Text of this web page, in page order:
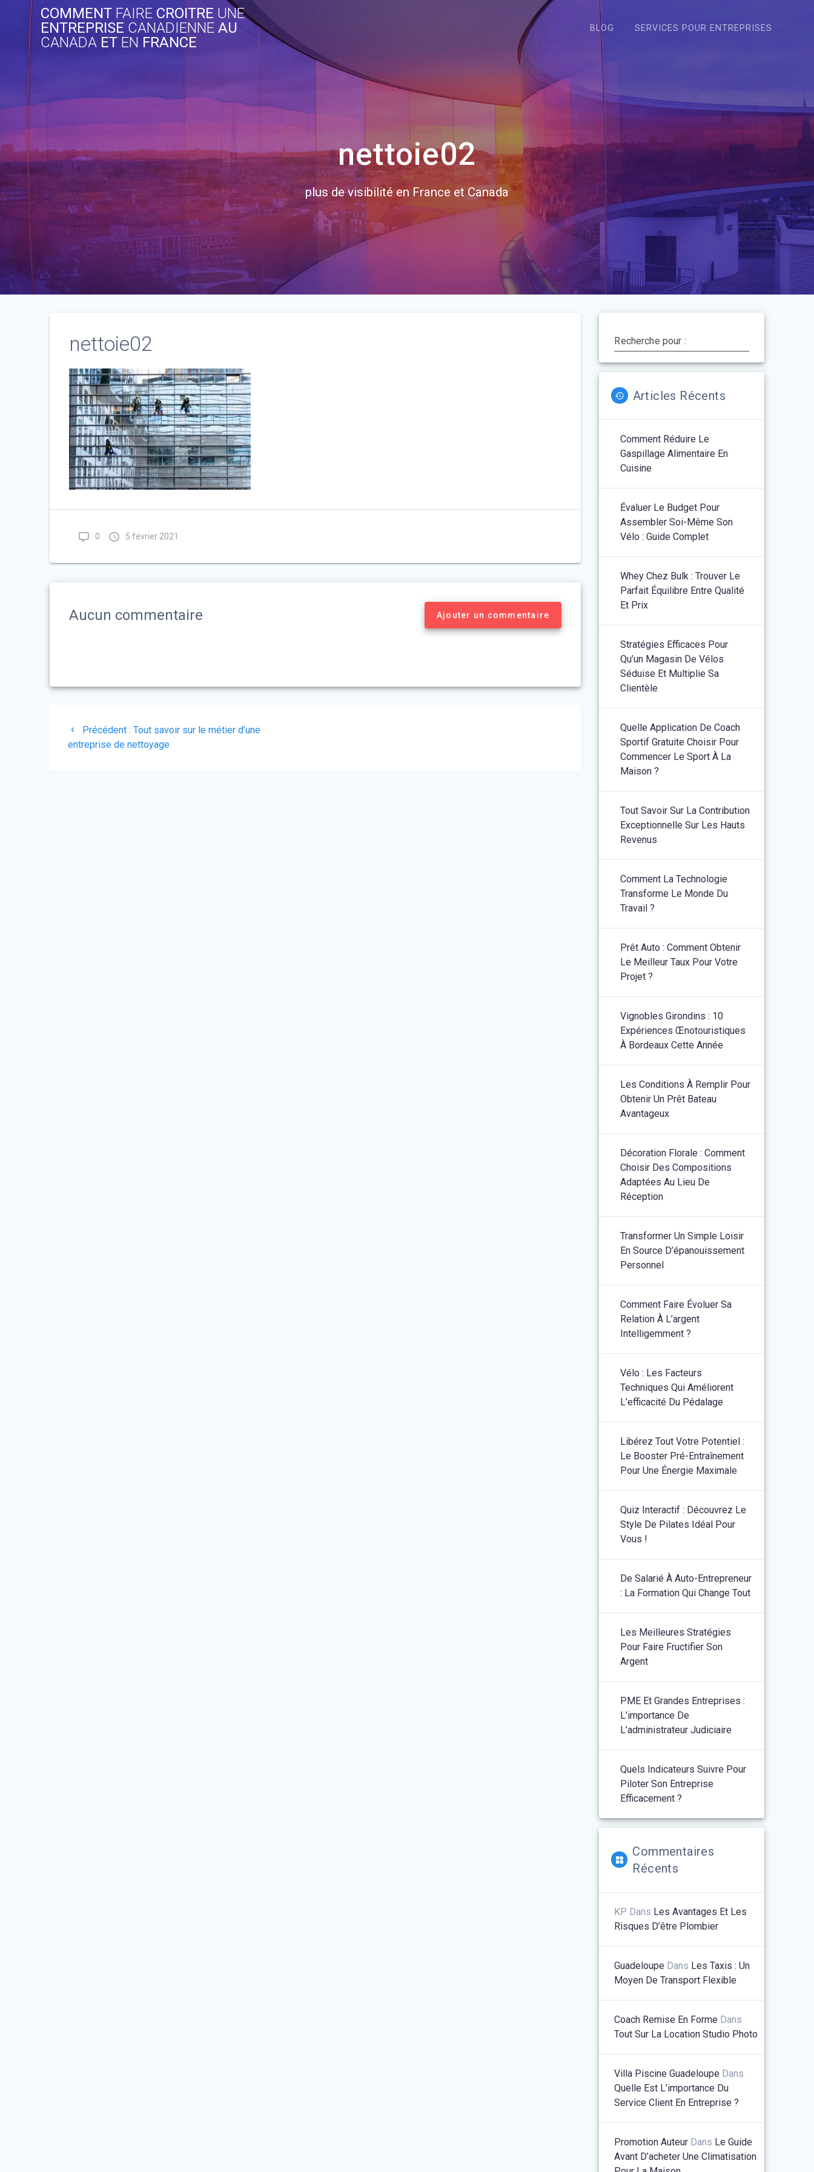
content
COMMENT FAIRE CROITRE UNE
ENTREPRISE CANADIENNE AU
CANADA ET EN FRANCE
BLOG SERVICES POUR ENTREPRISES
nettoie02
plus de visibilité en France et Canada
nettoie02
0 5 février 2021
Aucun commentaire Ajouter un commentaire
Navigation
de
Précédent : Article
précédent
Tout savoir sur le métier d’une
entreprise de nettoyage
Recherche pour :
Articles Récents
Comment Réduire Le
Gaspillage Alimentaire En
Cuisine
Évaluer Le Budget Pour
Assembler Soi-Même Son
Vélo : Guide Complet
Whey Chez Bulk : Trouver Le
Parfait Équilibre Entre Qualité
Et Prix
Stratégies Efficaces Pour
Qu’un Magasin De Vélos
Séduise Et Multiplie Sa
Clientèle
Quelle Application De Coach
Sportif Gratuite Choisir Pour
Commencer Le Sport À La
Maison ?
Tout Savoir Sur La Contribution
Exceptionnelle Sur Les Hauts
Revenus
Comment La Technologie
Transforme Le Monde Du
Travail ?
Prêt Auto : Comment Obtenir
Le Meilleur Taux Pour Votre
Projet ?
Vignobles Girondins : 10
Expériences Œnotouristiques
À Bordeaux Cette Année
Les Conditions À Remplir Pour
Obtenir Un Prêt Bateau
Avantageux
Décoration Florale : Comment
Choisir Des Compositions
Adaptées Au Lieu De
Réception
Transformer Un Simple Loisir
En Source D’épanouissement
Personnel
Comment Faire Évoluer Sa
Relation À L’argent
Intelligemment ?
Vélo : Les Facteurs
Techniques Qui Améliorent
L’efficacité Du Pédalage
Libérez Tout Votre Potentiel :
Le Booster Pré-Entraînement
Pour Une Énergie Maximale
Quiz Interactif : Découvrez Le
Style De Pilates Idéal Pour
Vous !
De Salarié À Auto-Entrepreneur
: La Formation Qui Change Tout
Les Meilleures Stratégies
Pour Faire Fructifier Son
Argent
PME Et Grandes Entreprises :
L’importance De
L’administrateur Judiciaire
Quels Indicateurs Suivre Pour
Piloter Son Entreprise
Efficacement ?
Commentaires
Récents
KP Dans Les Avantages Et Les
Risques D’être Plombier
Guadeloupe Dans Les Taxis : Un
Moyen De Transport Flexible
Coach Remise En Forme Dans
Tout Sur La Location Studio Photo
Villa Piscine Guadeloupe Dans
Quelle Est L’importance Du
Service Client En Entreprise ?
Promotion Auteur Dans Le Guide
Avant D’acheter Une Climatisation